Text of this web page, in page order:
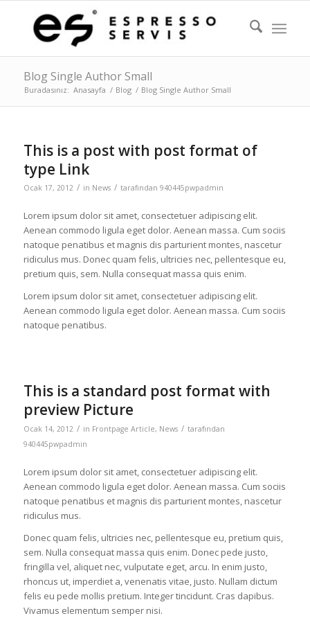
Blog Single Author Small
Buradasınız: Anasayfa / Blog / Blog Single Author Small
This is a post with post format of
type Link
Ocak 17, 2012 / in News / tarafından 940445pwpadmin
Lorem ipsum dolor sit amet, consectetuer adipiscing elit.
Aenean commodo ligula eget dolor. Aenean massa. Cum sociis
natoque penatibus et magnis dis parturient montes, nascetur
ridiculus mus. Donec quam felis, ultricies nec, pellentesque eu,
pretium quis, sem. Nulla consequat massa quis enim.
Lorem ipsum dolor sit amet, consectetuer adipiscing elit.
Aenean commodo ligula eget dolor. Aenean massa. Cum sociis
natoque penatibus.
This is a standard post format with
preview Picture
Ocak 14, 2012 / in Frontpage Article, News / tarafından
940445pwpadmin
Lorem ipsum dolor sit amet, consectetuer adipiscing elit.
Aenean commodo ligula eget dolor. Aenean massa. Cum sociis
natoque penatibus et magnis dis parturient montes, nascetur
ridiculus mus.
Donec quam felis, ultricies nec, pellentesque eu, pretium quis,
sem. Nulla consequat massa quis enim. Donec pede justo,
fringilla vel, aliquet nec, vulputate eget, arcu. In enim justo,
rhoncus ut, imperdiet a, venenatis vitae, justo. Nullam dictum
felis eu pede mollis pretium. Integer tincidunt. Cras dapibus.
Vivamus elementum semper nisi.